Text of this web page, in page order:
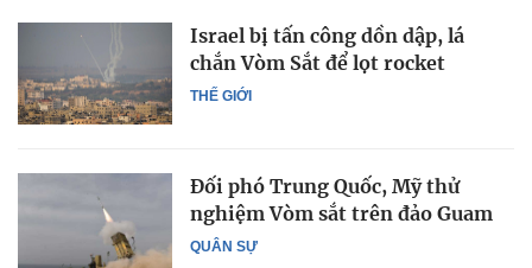
THẾ GIỚI
Israel bị tấn công dồn dập, lá
chắn Vòm Sắt để lọt rocket
QUÂN SỰ
Đối phó Trung Quốc, Mỹ thử
nghiệm Vòm sắt trên đảo Guam